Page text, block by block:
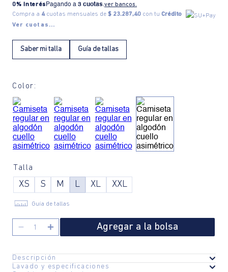
0% Interés Pagando a 3 cuotas.ver bancos.
Compra a 4cuotas mensuales de $ 23.287,40 con tu Crédito
Ver cuotas...
Saber mi talla Guía de tallas
Color:
Talla
XS S M L XL XXL
Guía de tallas
＋
－ Agregar a la bolsa
Descripción
Esta camiseta de algodón con cuello asimétrico y ajuste regular es
Lavado y especificaciones